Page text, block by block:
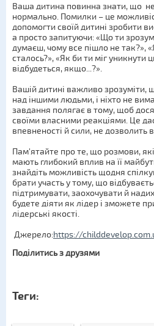
Ваша дитина повинна знати, що
нормально. Помилки – це
допомогти своїй дитині зробити
а просто запитуючи: «Що ти
думаєш, чому все пішло не так?»,
сталось?», «Як би ти міг уникнути
відбудеться, якщо...?».
Вашій дитині важливо зрозуміти,
над іншими людьми, і ніхто не
завдання полягає в тому, щоб
своїми власними реакціями. Це
впевненості й сили, не дозволить
Пам'ятайте про те, що розмови,
мають глибокий вплив на її
знайдіть можливість щодня
брати участь у тому, що
підтримувати, заохочувати й
будете діяти як лідер і зможете
лідерські якості.
Джерело:https://
Поділитись з друзями
Теги: